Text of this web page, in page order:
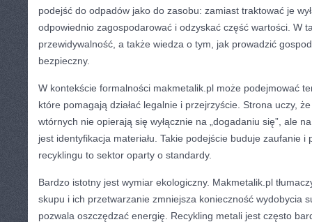
podejść do odpadów jako do zasobu: zamiast traktować je
odpowiednio zagospodarować i odzyskać część wartości. W
przewidywalność, a także wiedza o tym, jak prowadzić
bezpieczny.
W kontekście formalności makmetalik.pl może podejmować
które pomagają działać legalnie i przejrzyście. Strona uczy,
wtórnych nie opierają się wyłącznie na „dogadaniu się”, ale
jest identyfikacja materiału. Takie podejście buduje zaufanie i
recyklingu to sektor oparty o standardy.
Bardzo istotny jest wymiar ekologiczny. Makmetalik.pl
skupu i ich przetwarzanie zmniejsza konieczność wydobycia
pozwala oszczędzać energię. Recykling metali jest często